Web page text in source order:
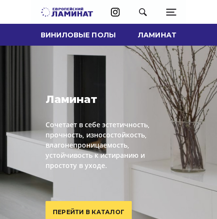
ВИНИЛОВЫЕ ПОЛЫ ЛАМИНАТ
Ламинат
Сочетает в себе эстетичность,
прочность, износостойкость,
влагонепроницаемость,
устойчивость к истиранию и
простоту в уходе.
ПЕРЕЙТИ В КАТАЛОГ